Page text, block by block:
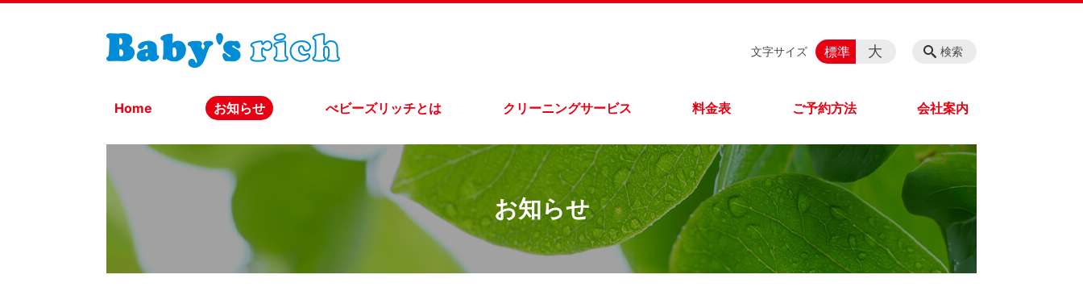
Home お知らせ べビーズリッチとは クリーニングサービス 料金表 ご予約方法 会社案内
検索
文字サイズ 標準 大
お知らせ